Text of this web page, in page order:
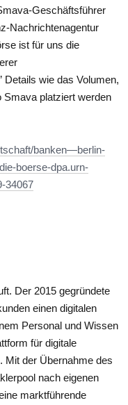
Geschäftsführer
Nachrichtenagentur
ist für uns die
wie das Volumen,
platziert werden
banken—berlin-
boerse-dpa.urn-
34067
Der 2015 gegründete
einen digitalen
Personal und Wissen
für digitale
Mit der Übernahme des
nach eigenen
marktführende